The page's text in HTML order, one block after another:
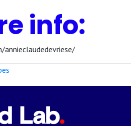
info: